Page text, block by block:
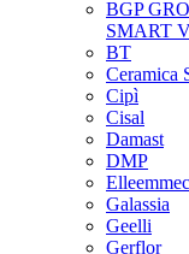
BGP
SMART
BT
Ceramica
Cipì
Cisal
Damast
DMP
Galassia
Geelli
Gerflor